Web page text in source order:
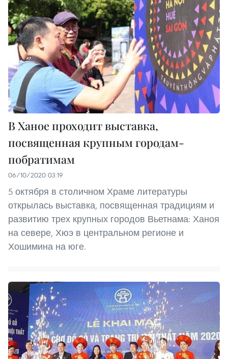
В Ханое проходит выставка,
посвященная крупным городам-
побратимам
06/10/2020 03:19
5 октября в столичном Храме литературы
открылась выставка, посвященная традициям и
развитию трех крупных городов Вьетнама: Ханоя
на севере, Хюэ в центральном регионе и
Хошимина на юге.